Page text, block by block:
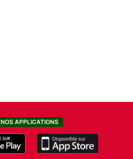
NOS APPLICATIONS